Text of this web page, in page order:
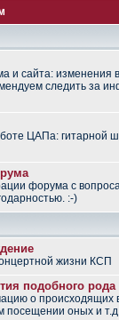
и сайта: изменения
следить за
ЦАПа: гитарной
форума с
:-)
жизни КСП
подобного рода
о
посещении оных и